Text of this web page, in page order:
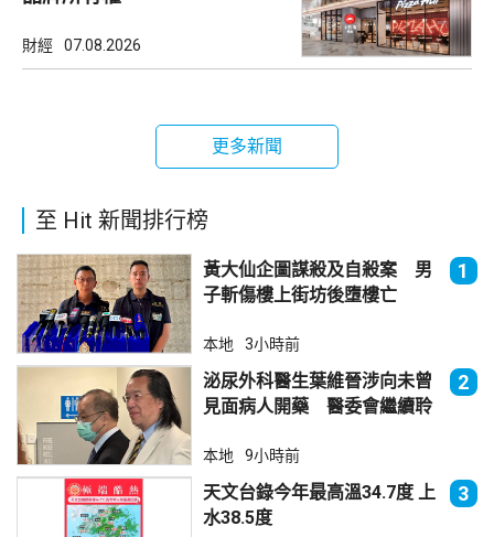
財經 07.08.2026
更多新聞
至 Hit 新聞排行榜
黃大仙企圖謀殺及自殺案 男
子斬傷樓上街坊後墮樓亡
1
本地 3小時前
泌尿外科醫生葉維晉涉向未曾
見面病人開藥 醫委會繼續聆
2
本地 9小時前
天文台錄今年最高溫34.7度 上
水38.5度
3